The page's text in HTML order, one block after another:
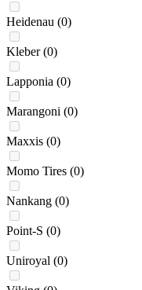
Heidenau (0)
Kleber (0)
Lapponia (0)
Marangoni (0)
Maxxis (0)
Momo Tires (0)
Nankang (0)
Point-S (0)
Uniroyal (0)